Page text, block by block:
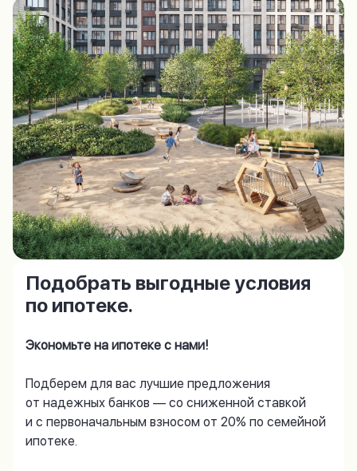
Подобрать выгодные условия
по ипотеке.
Экономьте на ипотеке с нами!
Подберем для вас лучшие предложения
от надежных банков — со сниженной ставкой
и с первоначальным взносом от 20% по семейной
ипотеке.